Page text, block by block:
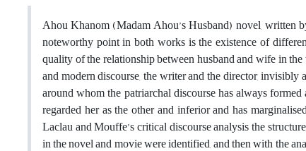
Ahou Khanom (Madam Ahou’s Husband) novel,
noteworthy point in both works is the existence of
quality of the relationship between husband and wife in
and modern discourse, the writer and the director,
around whom the patriarchal discoursehasalwaysformed
regarded her as the other and inferior and has
Laclau and Mouffe’s critical discourse analysis the
in the novel and movie were identified, and then with the